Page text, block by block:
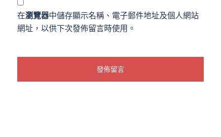
在瀏覽器中儲存顯示名稱、電子郵件地址及個人網站
網址，以供下次發佈留言時使用。